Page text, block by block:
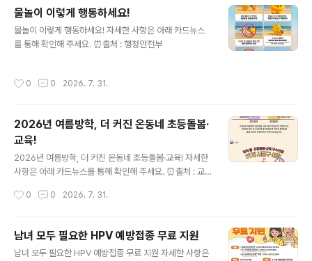
대상자들의 의료서비스 접근성과 편의성 등을 강화하기로
했다고 밝혔다. * 국가보훈대상자 중 보훈의료지원 혜택을
받는 사람, 보훈병원 등 이용 시 치료비 감면 등의 지원 부
상한), 치매치료관리..
물놀이 이렇게 행동하세요!
물놀이 이렇게 행동하세요! 자세한 사항은 아래 카드뉴스
를 통해 확인해 주세요. ⏰출처 : 행정안전부
0 0 2026. 7. 31.
2026년 여름방학, 더 커진 온동네 초등돌봄·
교육!
2026년 여름방학, 더 커진 온동네 초등돌봄·교육! 자세한
사항은 아래 카드뉴스를 통해 확인해 주세요. ⏰출처 : 교
0 0 2026. 7. 31.
남녀 모두 필요한 HPV 예방접종 무료 지원
남녀 모두 필요한 HPV 예방접종 무료 지원 자세한 사항은